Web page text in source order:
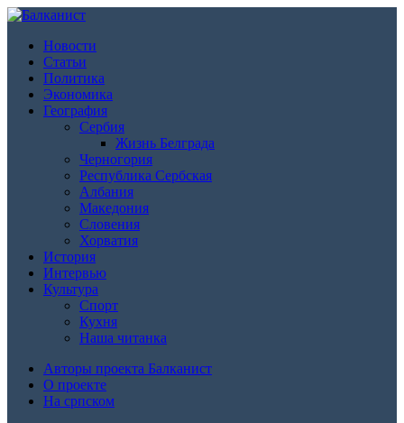
Новости
Статьи
Политика
Экономика
География
Сербия
Жизнь Белграда
Черногория
Республика Сербская
Албания
Македония
Словения
Хорватия
История
Интервью
Культура
Спорт
Кухня
Наша читанка
Авторы проекта Балканист
О проекте
На српском